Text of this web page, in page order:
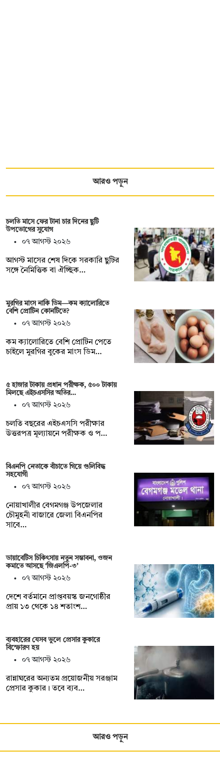
আরও পড়ুন
চলতি মাসে ফের টানা চার দিনের ছুটি
উপভোগের সুযোগ
০৭ আগস্ট ২০২৬
আগস্ট মাসের শেষ দিকে সরকারি ছুটির
সঙ্গে নৈমিত্তিক বা ঐচ্ছিক…
মুরগির মাংস নাকি ডিম—কম ক্যালোরিতে
বেশি প্রোটিন কোনটিতে?
০৭ আগস্ট ২০২৬
কম ক্যালোরিতে বেশি প্রোটিন পেতে
চাইলে মুরগির বুকের মাংস ডিম…
৫ হাজার টাকায় প্রধান পরীক্ষক, ৫০০ টাকায়
মিলছে এইচএসসির অতির…
০৭ আগস্ট ২০২৬
চলতি বছরের এইচএসসি পরীক্ষার
উত্তরপত্র মূল্যায়নে পরীক্ষক ও প…
বিএনপি নেতাকে বাঁচাতে গিয়ে গুলিবিদ্ধ
সহযোগী
০৭ আগস্ট ২০২৬
নোয়াখালীর বেগমগঞ্জ উপজেলার
চৌমুহনী বাজারে জেলা বিএনপির
সাবে…
ডায়াবেটিস চিকিৎসায় নতুন সম্ভাবনা, ওজন
কমাতে আসছে ‘জিএলপি-৩’
০৭ আগস্ট ২০২৬
দেশে বর্তমানে প্রাপ্তবয়স্ক জনগোষ্ঠীর
প্রায় ১৩ থেকে ১৪ শতাংশ…
ব্যবহারের যেসব ভুলে প্রেসার কুকারে
বিস্ফোরণ হয়
০৭ আগস্ট ২০২৬
রান্নাঘরের অন্যতম প্রয়োজনীয় সরঞ্জাম
প্রেসার কুকার। তবে ব্যব…
আরও পড়ুন